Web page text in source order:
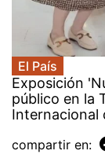
El País
Exposición
público en la
Internacional
compartir en: